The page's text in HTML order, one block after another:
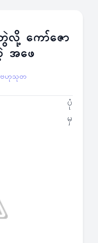
လို့ ကော်ဇော
အဖေ
ဗဟုသုတ
ပုံ
မှ